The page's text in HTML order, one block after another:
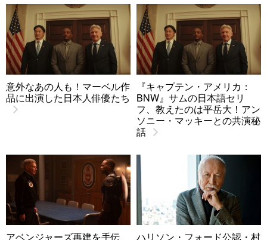
意外なあの人も！マーベル作
品に出演した日本人俳優たち
『キャプテン・アメリカ：
BNW』サムの日本語セリ
フ、教えたのは平岳大！アン
ソニー・マッキーとの共演秘
話
アベンジャーズ再建を手伝 ハリソン・フォード公認・村